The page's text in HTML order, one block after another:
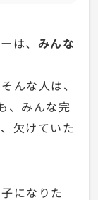
は、 みんな
んな人は、
、みんな完
欠けていた
になりた